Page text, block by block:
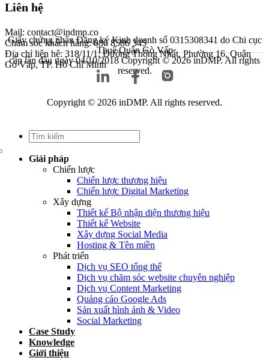
Liên hệ
Mail: contact@indmp.co
Chăm sóc khách hàng: 086 8586 345
Địa chỉ liên hệ: 318/11/1, Đường Thống Nhất, Phường 16, Quận
Gò Vấp, TP. Hồ Chí Minh
Giấy chứng nhận Đăng ký Kinh doanh số 0315308341 do Chi cục
Thuế Quận Gò Vấp
cấp lần đầu ngày 04/10/2018Copyright © 2026 inDMP. All rights
reserved.
Copyright © 2026 inDMP. All rights reserved.
Giải pháp
Chiến lược
Chiến lược thương hiệu
Chiến lược Digital Marketing
Xây dựng
Thiết kế Bộ nhận diện thương hiệu
Thiết kế Website
Xây dựng Social Media
Hosting & Tên miền
Phát triển
Dịch vụ SEO tổng thể
Dịch vụ chăm sóc website chuyên nghiệp
Dịch vụ Content Marketing
Quảng cáo Google Ads
Sản xuất hình ảnh & Video
Social Marketing
Case Study
Knowledge
Giới thiệu